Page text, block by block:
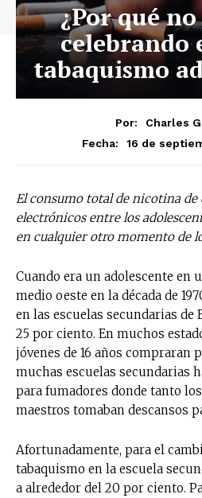
¿Por qué
celebrando
tabaquismo
Por:
Charles
Fecha:
16 de
El consumo total de nicotina
electrónicos entre los
en cualquier otro momento de
Cuando era un adolescente en
medio oeste en la década de
en las escuelas secundarias de
25 por ciento. En muchos
jóvenes de 16 años compraran
muchas escuelas secundarias
para fumadores donde tanto
maestros tomaban descansos
Afortunadamente, para el
tabaquismo en la escuela
a alrededor del 20 por ciento.